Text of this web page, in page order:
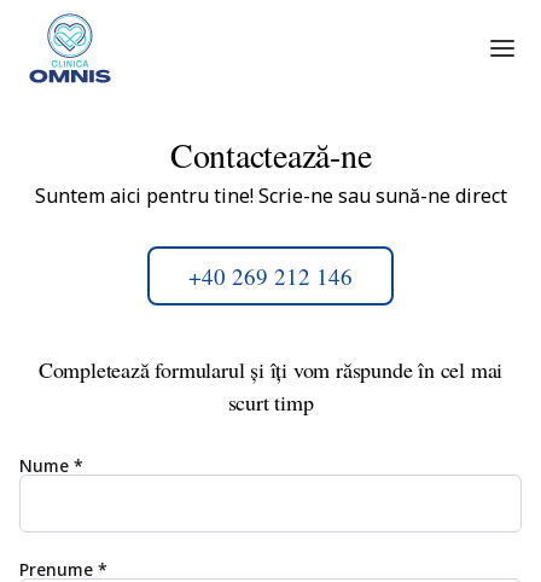
Contactează-ne
Suntem aici pentru tine! Scrie-ne sau sună-ne direct
+40 269 212 146
Completează formularul și îți vom răspunde în cel mai
scurt timp
Nume *
Prenume *